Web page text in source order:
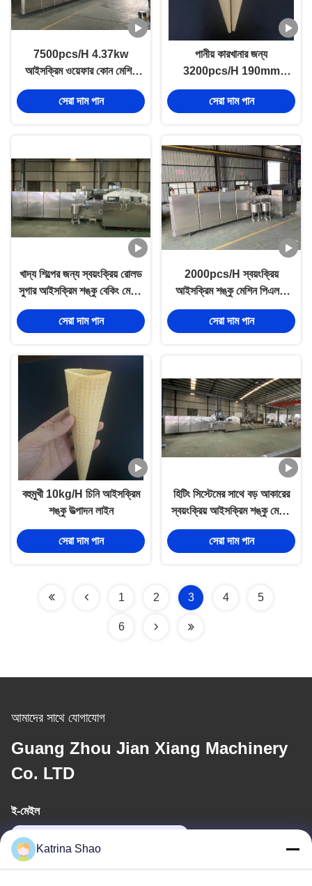
7500pcs/H 4.37kw
আইসক্রিম ওয়েফার কোন মেশিন
স্নাইডার পিএলসি কন্ট্রোল
সেরা দাম পান
পানীয় কারখানার জন্য
3200pcs/H 190mm
স্বয়ংক্রিয় আইসক্রিম শঙ্কু মেশিন
সেরা দাম পান
খাদ্য শিল্পের জন্য স্বয়ংক্রিয় রোলড
সুগার আইসক্রিম শঙ্কু বেকিং মেশিন
17.5 ডিগ্রি রোস্টিং
সেরা দাম পান
2000pcs/H স্বয়ংক্রিয়
আইসক্রিম শঙ্কু মেশিন পিএলসি
নিয়ন্ত্রণ
সেরা দাম পান
বহুমুখী 10kg/H চিনি আইসক্রিম
শঙ্কু উত্পাদন লাইন
সেরা দাম পান
হিটিং সিস্টেমের সাথে বড় আকারের
স্বয়ংক্রিয় আইসক্রিম শঙ্কু মেশিন
2500pcs/h
সেরা দাম পান
1 2 3 4 5
6
আমাদের সাথে যোগাযোগ
Guang Zhou Jian Xiang Machinery
Co. LTD
ই-মেইল
Katrina Shao